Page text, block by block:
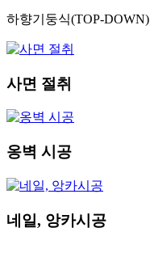
하향기둥식(TOP-DOWN)
사면 절취
옹벽 시공
네일, 앙카시공